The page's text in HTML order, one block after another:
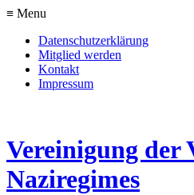
≡ Menu
Datenschutzerklärung
Mitglied werden
Kontakt
Impressum
Vereinigung der
Naziregimes